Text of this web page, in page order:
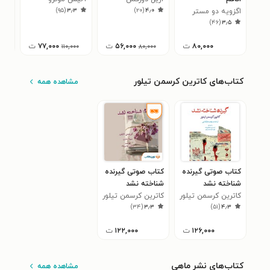
اگزویه دو مستر
۳٫۵(۴۶)
۸۰,۰۰۰ ت
۴٫۰(۲۰)
۸۰,۰۰۰ ۵۶,۰۰۰ ت
۳٫۳(۹۵)
۱۱۰,۰۰۰ ۷۷,۰۰۰ ت
کتاب‌های کاترین کرسمن تیلور مشاهده همه
کتاب صوتی گیرنده
شناخته نشد
کاترین کرسمن تیلور
۴٫۳(۵۱)
۱۲۶,۰۰۰ ت
کتاب صوتی گیرنده
شناخته نشد
کاترین کرسمن تیلور
۳٫۳(۳۴)
۱۲۲,۰۰۰ ت
کتاب‌های نشر ماهی مشاهده همه